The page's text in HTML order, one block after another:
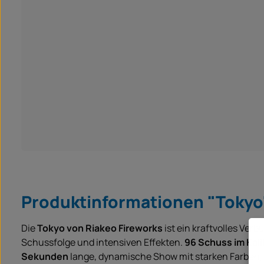
Produktinformationen
DieTokyo von Riakeo Fireworks ist ein kraftvolles
Schussfolge und intensiven Effekten. 96 Schuss im
Sekunden lange, dynamische Show mit starken